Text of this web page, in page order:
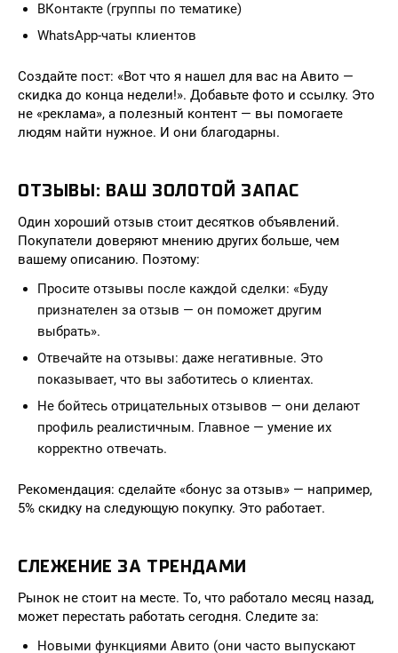
ВКонтакте (группы по тематике)
WhatsApp-чаты клиентов
Создайте пост: «Вот что я нашел для вас на Авито —
скидка до конца недели!». Добавьте фото и ссылку. Это
не «реклама», а полезный контент — вы помогаете
людям найти нужное. И они благодарны.
ОТЗЫВЫ: ВАШ ЗОЛОТОЙ ЗАПАС
Один хороший отзыв стоит десятков объявлений.
Покупатели доверяют мнению других больше, чем
вашему описанию. Поэтому:
Просите отзывы после каждой сделки: «Буду
признателен за отзыв — он поможет другим
выбрать».
Отвечайте на отзывы: даже негативные. Это
показывает, что вы заботитесь о клиентах.
Не бойтесь отрицательных отзывов — они делают
профиль реалистичным. Главное — умение их
корректно отвечать.
Рекомендация: сделайте «бонус за отзыв» — например,
5% скидку на следующую покупку. Это работает.
СЛЕЖЕНИЕ ЗА ТРЕНДАМИ
Рынок не стоит на месте. То, что работало месяц назад,
может перестать работать сегодня. Следите за:
Новыми функциями Авито (они часто выпускают